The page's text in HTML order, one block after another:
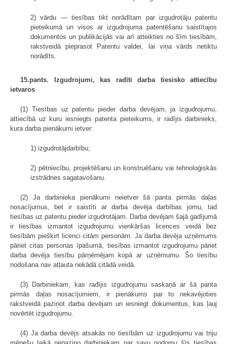
2) vārdu — tiesības tikt norādītam par izgudrotāju patentu
pieteikumā un visos ar izgudrojuma patentēšanu saistītajos
dokumentos un publikācijās vai arī atteikties no šīm tiesībām,
rakstveidā pieprasot Patentu valdei, lai viņa vārds netiktu
norādīts.
15.pants. Izgudrojumi, kas radīti darba tiesisko attiecību
ietvaros
(1) Tiesības uz patentu pieder darba devējam, ja izgudrojumu,
attiecībā uz kuru iesniegts patenta pieteikums, ir radījis darbinieks,
kura darba pienākumi ietver:
1) izgudrotājdarbību;
2) pētniecību, projektēšanu un konstruēšanu vai tehnoloģiskās
izstrādnes sagatavošanu.
(2) Ja darbinieka pienākumi neietver šā panta pirmās daļas
nosacījumus, bet ir saistīti ar darba devēja darbības jomu, tad
tiesības uz patentu pieder izgudrotājam. Darba devējam šajā gadījumā
ir tiesības izmantot izgudrojumu vienkāršas licences veidā bez
tiesībām piešķirt licenci citām personām. Ja darba devēja uzņēmums
pāriet citas personas īpašumā, tiesības izmantot izgudrojumu pāriet
darba devēja tiesību pārņēmējam kopā ar uzņēmumu. Šo tiesību
nodošana nav atļauta nekādā citādā veidā.
(3) Darbiniekam, kas radījis izgudrojumu saskaņā ar šā panta
pirmās daļas nosacījumiem, ir pienākums par to nekavējoties
rakstveidā paziņot darba devējam un iesniegt dokumentus, kas ļauj
novērtēt izgudrojumu.
(4) Ja darba devējs atsakās no tiesībām uz izgudrojumu vai triju